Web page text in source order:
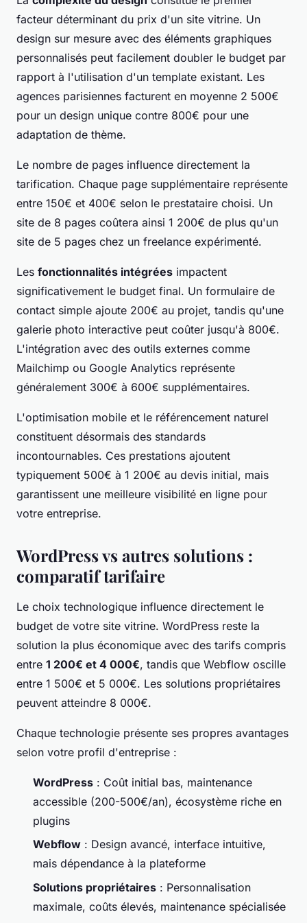
facteur déterminant du prix d'un site vitrine. Un
design sur mesure avec des éléments graphiques
personnalisés peut facilement doubler le budget par
rapport à l'utilisation d'un template existant. Les
agences parisiennes facturent en moyenne 2 500€
pour un design unique contre 800€ pour une
adaptation de thème.
Le nombre de pages influence directement la
tarification. Chaque page supplémentaire représente
entre 150€ et 400€ selon le prestataire choisi. Un
site de 8 pages coûtera ainsi 1 200€ de plus qu'un
site de 5 pages chez un freelance expérimenté.
Les fonctionnalités intégrées impactent
significativement le budget final. Un formulaire de
contact simple ajoute 200€ au projet, tandis qu'une
galerie photo interactive peut coûter jusqu'à 800€.
L'intégration avec des outils externes comme
Mailchimp ou Google Analytics représente
généralement 300€ à 600€ supplémentaires.
L'optimisation mobile et le référencement naturel
constituent désormais des standards
incontournables. Ces prestations ajoutent
typiquement 500€ à 1 200€ au devis initial, mais
garantissent une meilleure visibilité en ligne pour
votre entreprise.
WordPress vs autres solutions :
comparatif tarifaire
Le choix technologique influence directement le
budget de votre site vitrine. WordPress reste la
solution la plus économique avec des tarifs compris
entre 1 200€ et 4 000€, tandis que Webflow oscille
entre 1 500€ et 5 000€. Les solutions propriétaires
peuvent atteindre 8 000€.
Chaque technologie présente ses propres avantages
selon votre profil d'entreprise :
WordPress : Coût initial bas, maintenance
accessible (200-500€/an), écosystème riche en
plugins
Webflow : Design avancé, interface intuitive,
mais dépendance à la plateforme
Solutions propriétaires : Personnalisation
maximale, coûts élevés, maintenance spécialisée